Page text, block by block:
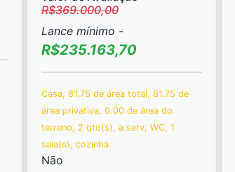
R$369.000,00
Lance mínimo -
R$235.163,70
Casa, 81.75 de área total, 81.75 de
área privativa, 0.00 de área do
terreno, 2 qto(s), a.serv, WC, 1
sala(s), cozinha.
Não